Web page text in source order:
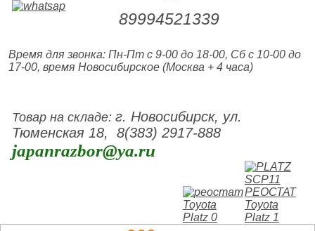
89994521339
Время для звонка: Пн-Пт с 9-00 до 18-00, Сб с 10-00 до
17-00, время Новосибирское (Москва + 4 часа)
Товар на складе:г. Новосибирск, ул.
Тюменская 18, 8(383) 2917-888
japanrazbor@ya.ru